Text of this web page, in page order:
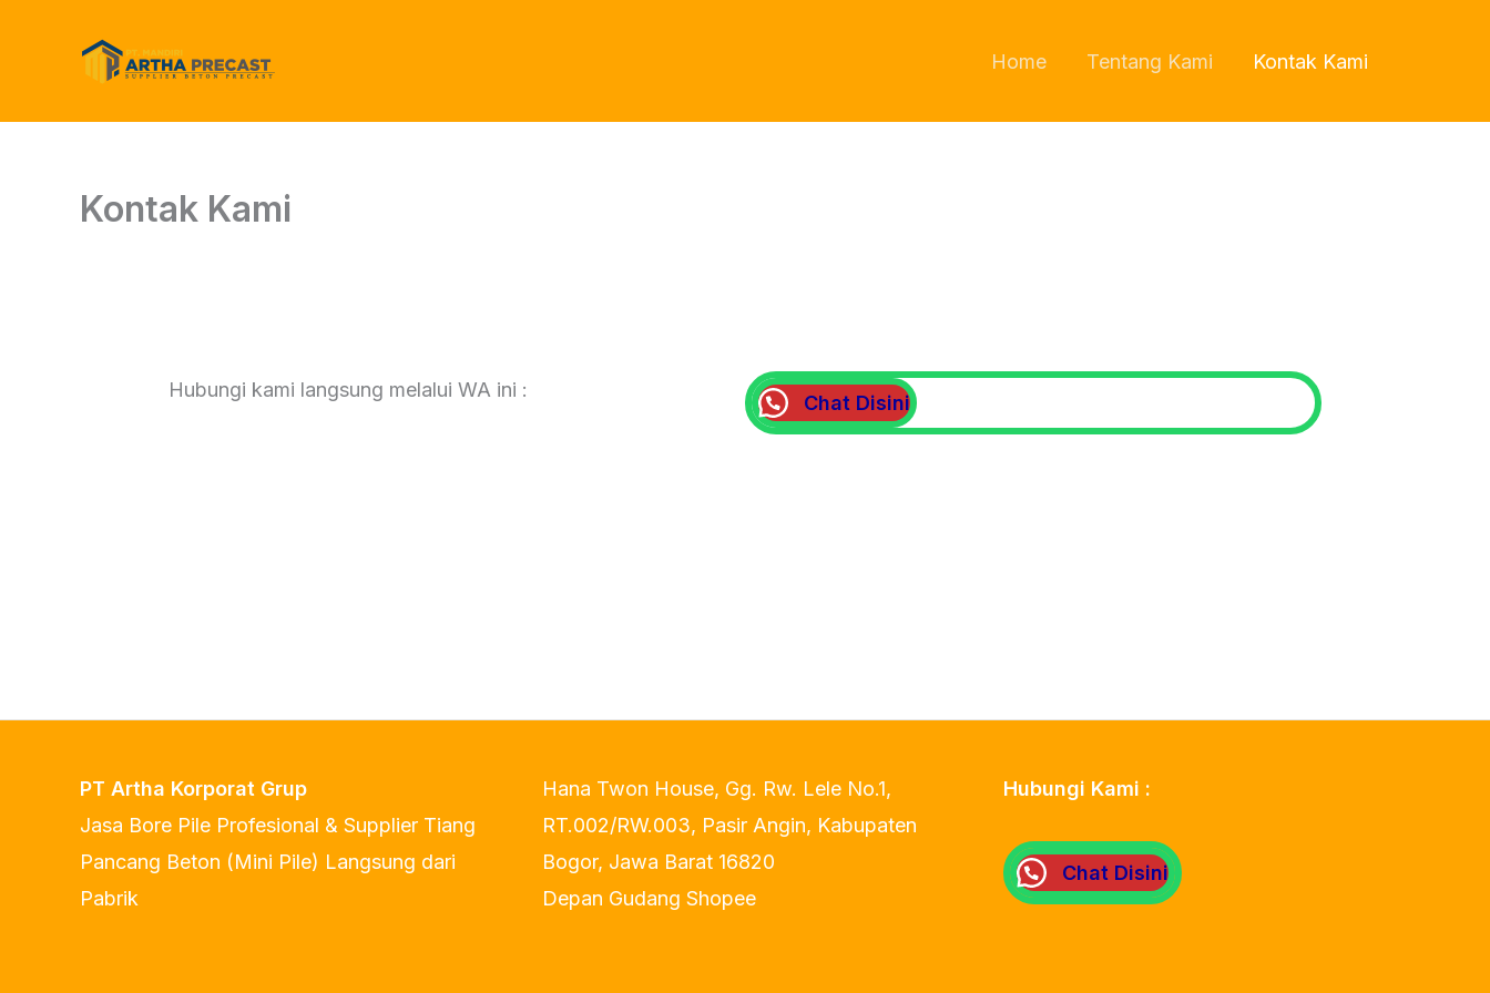
Home Tentang Kami Kontak Kami
Kontak Kami
Hubungi kami langsung melalui WA ini :
Chat Disini
PT Artha Korporat Grup
Jasa Bore Pile Profesional & Supplier Tiang
Pancang Beton (Mini Pile) Langsung dari
Pabrik
Hana Twon House, Gg. Rw. Lele No.1,
RT.002/RW.003, Pasir Angin, Kabupaten
Bogor, Jawa Barat 16820
Depan Gudang Shopee
Hubungi Kami :
Chat Disini